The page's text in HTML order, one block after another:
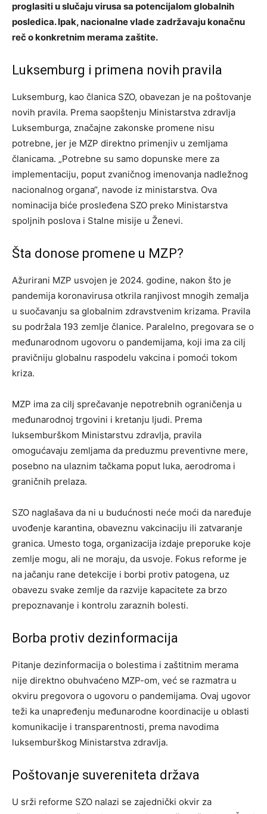
proglasiti u slučaju virusa sa potencijalom globalnih
posledica. Ipak, nacionalne vlade zadržavaju konačnu
reč o konkretnim merama zaštite.
Luksemburg i primena novih pravila
Luksemburg, kao članica SZO, obavezan je na poštovanje
novih pravila. Prema saopštenju Ministarstva zdravlja
Luksemburga, značajne zakonske promene nisu
potrebne, jer je MZP direktno primenjiv u zemljama
članicama. „Potrebne su samo dopunske mere za
implementaciju, poput zvaničnog imenovanja nadležnog
nacionalnog organa“, navode iz ministarstva. Ova
nominacija biće prosleđena SZO preko Ministarstva
spoljnih poslova i Stalne misije u Ženevi.
Šta donose promene u MZP?
Ažurirani MZP usvojen je 2024. godine, nakon što je
pandemija koronavirusa otkrila ranjivost mnogih zemalja
u suočavanju sa globalnim zdravstvenim krizama. Pravila
su podržala 193 zemlje članice. Paralelno, pregovara se o
međunarodnom ugovoru o pandemijama, koji ima za cilj
pravičniju globalnu raspodelu vakcina i pomoći tokom
kriza.
MZP ima za cilj sprečavanje nepotrebnih ograničenja u
međunarodnoj trgovini i kretanju ljudi. Prema
luksemburškom Ministarstvu zdravlja, pravila
omogućavaju zemljama da preduzmu preventivne mere,
posebno na ulaznim tačkama poput luka, aerodroma i
graničnih prelaza.
SZO naglašava da ni u budućnosti neće moći da naređuje
uvođenje karantina, obaveznu vakcinaciju ili zatvaranje
granica. Umesto toga, organizacija izdaje preporuke koje
zemlje mogu, ali ne moraju, da usvoje. Fokus reforme je
na jačanju rane detekcije i borbi protiv patogena, uz
obavezu svake zemlje da razvije kapacitete za brzo
prepoznavanje i kontrolu zaraznih bolesti.
Borba protiv dezinformacija
Pitanje dezinformacija o bolestima i zaštitnim merama
nije direktno obuhvaćeno MZP-om, već se razmatra u
okviru pregovora o ugovoru o pandemijama. Ovaj ugovor
teži ka unapređenju međunarodne koordinacije u oblasti
komunikacije i transparentnosti, prema navodima
luksemburškog Ministarstva zdravlja.
Poštovanje suvereniteta država
U srži reforme SZO nalazi se zajednički okvir za